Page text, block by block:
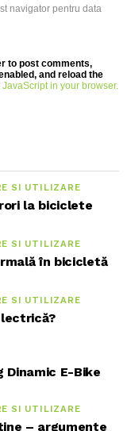
navigator pentru data
to post comments,
and reload the
in your browser.
SI UTILIZARE
la biciclete
SI UTILIZARE
în bicicletă
SI UTILIZARE
Dinamic E-Bike
SI UTILIZARE
– argumente